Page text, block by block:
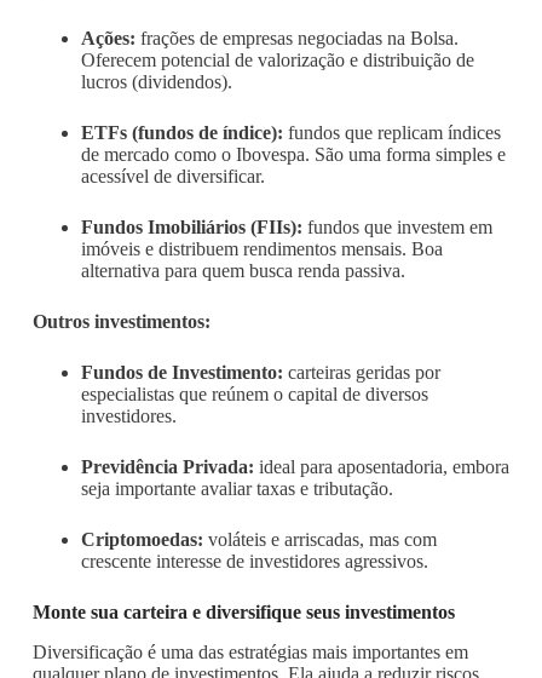
Ações: frações de empresas negociadas na Bolsa.
Oferecem potencial de valorização e distribuição de
lucros (dividendos).
ETFs (fundos de índice): fundos que replicam índices
de mercado como o Ibovespa. São uma forma simples e
acessível de diversificar.
Fundos Imobiliários (FIIs): fundos que investem em
imóveis e distribuem rendimentos mensais. Boa
alternativa para quem busca renda passiva.
Outros investimentos:
Fundos de Investimento: carteiras geridas por
especialistas que reúnem o capital de diversos
investidores.
Previdência Privada: ideal para aposentadoria, embora
seja importante avaliar taxas e tributação.
Criptomoedas: voláteis e arriscadas, mas com
crescente interesse de investidores agressivos.
Monte sua carteira e diversifique seus investimentos
Diversificação é uma das estratégias mais importantes em
qualquer plano de investimentos. Ela ajuda a reduzir riscos,